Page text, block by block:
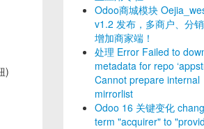
)
Odoo商城模块
v1.2 发布，多商户、分销
增加商家端！
处理 Error Failed to
metadata for repo
Cannot prepare internal
mirrorlist
Odoo 16 关键变化
term "acquirer" to